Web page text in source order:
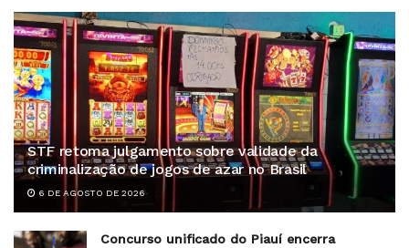
STF retoma julgamento sobre validade da
criminalização de jogos de azar no Brasil
6 DE AGOSTO DE 2026
Concurso unificado do Piauí encerra